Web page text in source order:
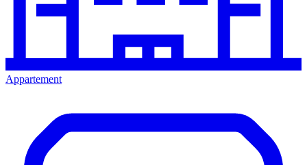
Appartement